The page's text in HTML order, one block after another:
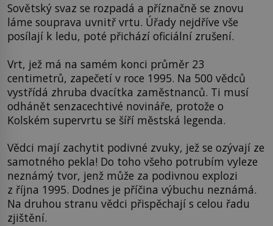
Sovětský svaz se rozpadá a příznačně se znovu
láme souprava uvnitř vrtu. Úřady nejdříve vše
posílají k ledu, poté přichází oficiální zrušení.
Vrt, jež má na samém konci průměr 23
centimetrů, zapečetí v roce 1995. Na 500 vědců
vystřídá zhruba dvacítka zaměstnanců. Ti musí
odhánět senzacechtivé novináře, protože o
Kolském supervrtu se šíří městská legenda.
Vědci mají zachytit podivné zvuky, jež se ozývají ze
samotného pekla! Do toho všeho potrubím vyleze
neznámý tvor, jenž může za podivnou explozi
z října 1995. Dodnes je příčina výbuchu neznámá.
Na druhou stranu vědci přispěchají s celou řadu
zjištění.